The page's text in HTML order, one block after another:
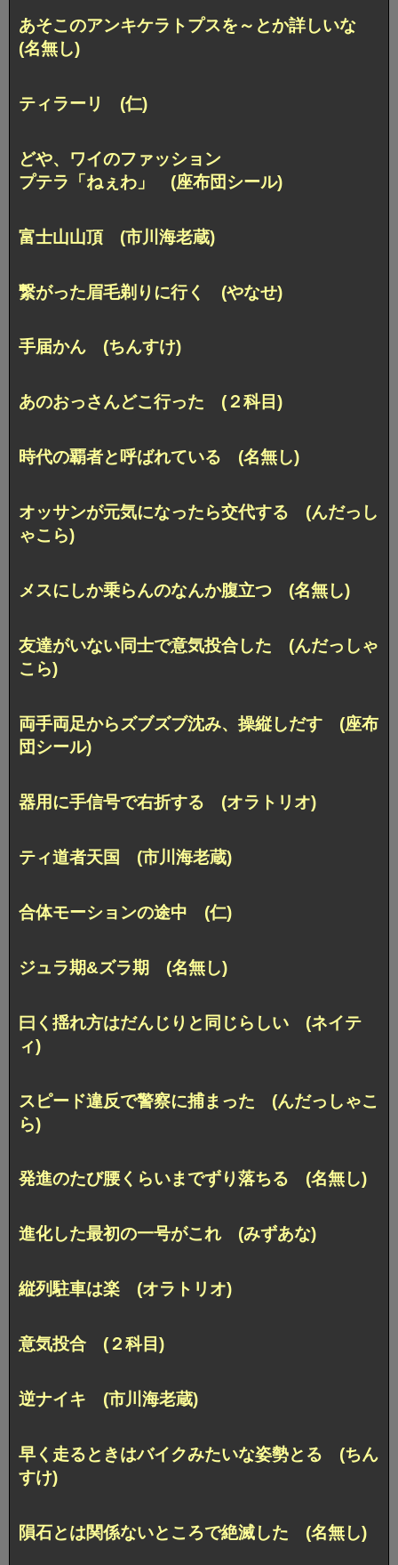
あそこのアンキケラトプスを～とか詳しいな
(名無し)
ティラーリ (仁)
どや、ワイのファッション
プテラ「ねぇわ」 (座布団シール)
富士山山頂 (市川海老蔵)
繋がった眉毛剃りに行く (やなせ)
手届かん (ちんすけ)
あのおっさんどこ行った (２科目)
時代の覇者と呼ばれている (名無し)
オッサンが元気になったら交代する (んだっし
ゃこら)
メスにしか乗らんのなんか腹立つ (名無し)
友達がいない同士で意気投合した (んだっしゃ
こら)
両手両足からズブズブ沈み、操縦しだす (座布
団シール)
器用に手信号で右折する (オラトリオ)
ティ道者天国 (市川海老蔵)
合体モーションの途中 (仁)
ジュラ期&ズラ期 (名無し)
曰く揺れ方はだんじりと同じらしい (ネイテ
ィ)
スピード違反で警察に捕まった (んだっしゃこ
ら)
発進のたび腰くらいまでずり落ちる (名無し)
進化した最初の一号がこれ (みずあな)
縦列駐車は楽 (オラトリオ)
意気投合 (２科目)
逆ナイキ (市川海老蔵)
早く走るときはバイクみたいな姿勢とる (ちん
すけ)
隕石とは関係ないところで絶滅した (名無し)